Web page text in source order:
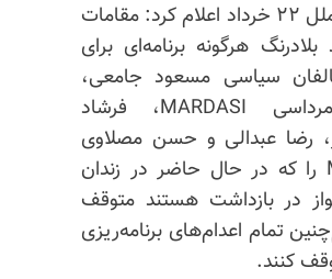
عفو بین‌الملل ۲۲ خرداد اعلام کرد: مقامات
بلادرنگ هرگونه برنامه‌‌ای برای
سیاسی مسعود جامعی،
علیرضا مرداسی MARDASI، فرشاد
رضا عبدالی و حسن مصلاوی
Mosallavi را که در حال حاضر در زندان
در بازداشت هستند متوقف
تمام اعدام‌های برنامه‌ریزی
کنند.